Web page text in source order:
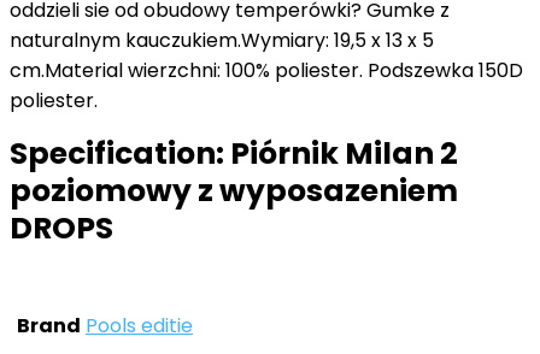
oddzieli sie od obudowy temperówki? Gumke z
naturalnym kauczukiem.Wymiary: 19,5 x 13 x 5
cm.Material wierzchni: 100% poliester. Podszewka 150D
poliester.
Specification: Piórnik Milan 2
poziomowy z wyposazeniem
DROPS
Brand Pools editie